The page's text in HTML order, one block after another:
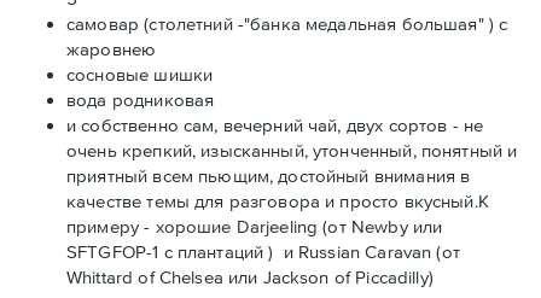
самовар (столетний -"банка медальная большая" ) с
жаровнею
сосновые шишки
вода родниковая
и собственно сам, вечерний чай, двух сортов - не
очень крепкий, изысканный, утонченный, понятный и
приятный всем пьющим, достойный внимания в
качестве темы для разговора и просто вкусный.К
примеру - хорошие Darjeeling (от Newby или
SFTGFOP-1 с плантаций ) и Russian Caravan (от
Whittard of Chelsea или Jackson of Piccadilly)